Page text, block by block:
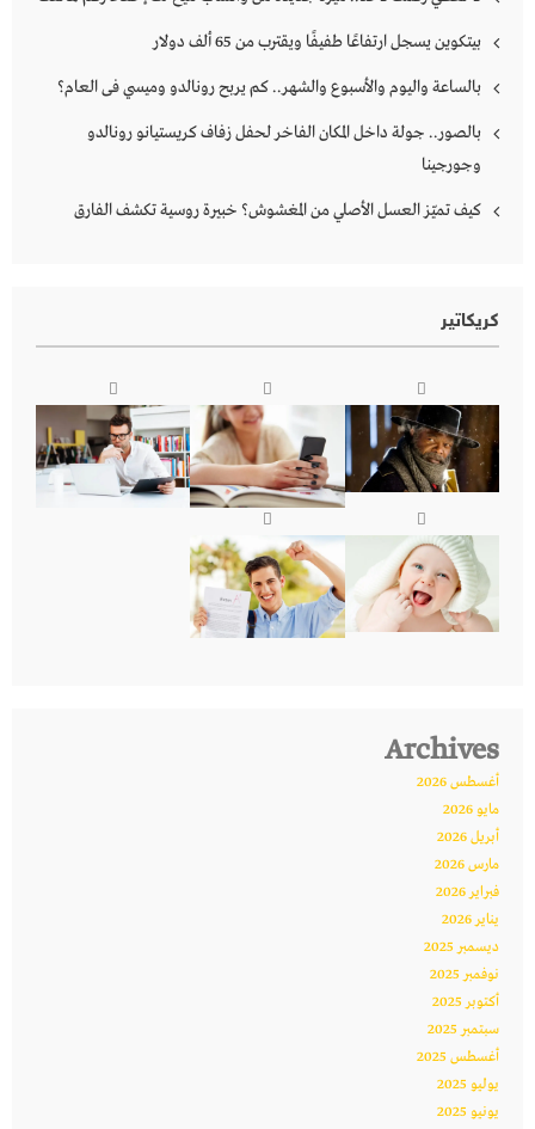
بيتكوين يسجل ارتفاعًا طفيفًا ويقترب من 65 ألف دولار
بالساعة واليوم والأسبوع والشهر.. كم يربح رونالدو وميسي فى العام؟
بالصور.. جولة داخل المكان الفاخر لحفل زفاف كريستيانو رونالدو
وجورجينا
كيف تميّز العسل الأصلي من المغشوش؟ خبيرة روسية تكشف الفارق
كريكاتير
Archives
أغسطس 2026
مايو 2026
أبريل 2026
مارس 2026
فبراير 2026
يناير 2026
ديسمبر 2025
نوفمبر 2025
أكتوبر 2025
سبتمبر 2025
أغسطس 2025
يوليو 2025
يونيو 2025